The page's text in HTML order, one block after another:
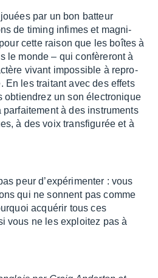
par un bon batteur
de timing infimes et magni­
cette raison que les boîtes à
le monde – qui confè­re­ront à
vivant impos­sible à repro­
En les trai­tant avec des effets
obtien­drez un son élec­tro­nique
à des instru­ments
à des voix trans­fi­gu­rée et à
peur d’ex­pé­ri­men­ter : vous
qui ne sonnent pas comme
acqué­rir tous ces
vous ne les exploi­tez pas à